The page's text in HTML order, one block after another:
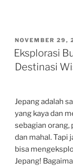
POSTED
ON
NOVEMBER 29,
Eksplorasi
Destinasi
Jepang adalah
yang kaya dan
sebagian orang,
dan mahal. Tapi
bisa
Jepang!